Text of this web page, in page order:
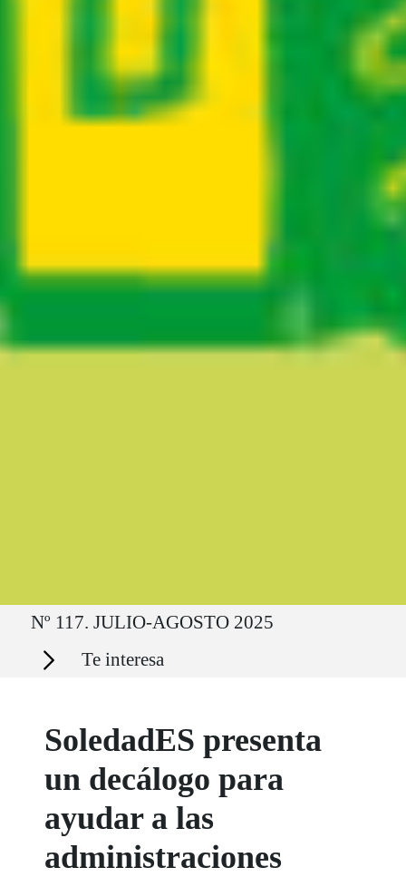
Ruta del sitio
Nº 117. JULIO-AGOSTO 2025
Secciones Te interesa
SoledadES presenta
un decálogo para
ayudar a las
administraciones